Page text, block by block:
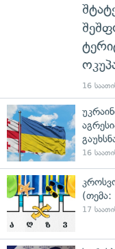
16
16
17